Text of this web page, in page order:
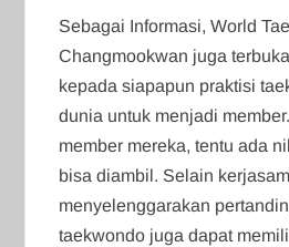
Sebagai Informasi, World
Changmookwan juga
kepada siapapun praktisi
dunia untuk menjadi
member mereka, tentu ada
bisa diambil. Selain
menyelenggarakan
taekwondo juga dapat